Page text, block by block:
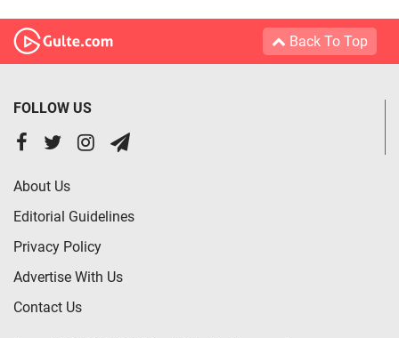
Back To Top
FOLLOW US
About Us
Editorial Guidelines
Privacy Policy
Advertise With Us
Contact Us